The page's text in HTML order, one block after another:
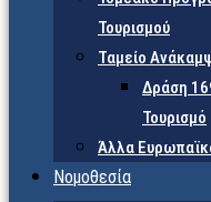
Τουρισμού
Ταμείο
Δράση
Τουρισμό
Άλλα
Νομοθεσία